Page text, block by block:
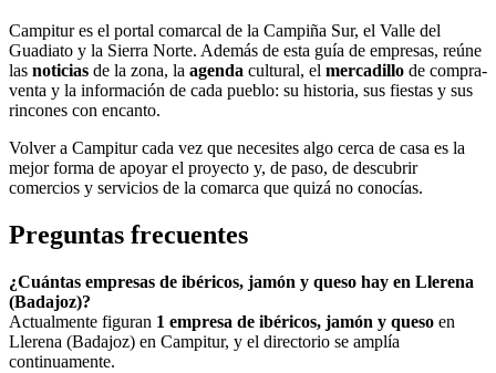
Campitur es el portal comarcal de la Campiña Sur, el Valle del
Guadiato y la Sierra Norte. Además de esta guía de empresas, reúne
las noticias de la zona, la agenda cultural, el mercadillo de compra-
venta y la información de cada pueblo: su historia, sus fiestas y sus
rincones con encanto.
Volver a Campitur cada vez que necesites algo cerca de casa es la
mejor forma de apoyar el proyecto y, de paso, de descubrir
comercios y servicios de la comarca que quizá no conocías.
Preguntas frecuentes
¿Cuántas empresas de ibéricos, jamón y queso hay en Llerena
(Badajoz)?
Actualmente figuran 1 empresa de ibéricos, jamón y queso en
Llerena (Badajoz) en Campitur, y el directorio se amplía
continuamente.